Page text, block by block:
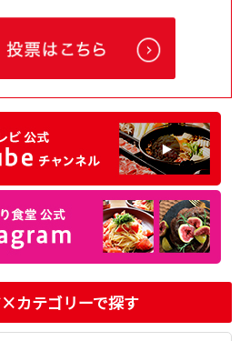
カテゴリーで探す